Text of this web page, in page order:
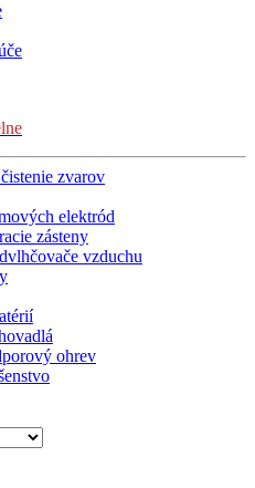
zvarov
elektród
zásteny
vzduchu
ohrev